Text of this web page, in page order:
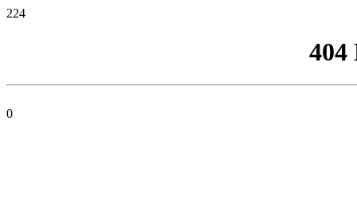
224
404
0